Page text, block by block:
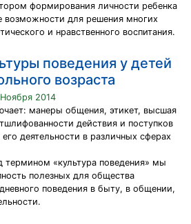
формирования личности ребенка
возможности для решения многих
и нравственного воспитания.
поведения у детей
возраста
2014
манеры общения, этикет, высшая
действия и поступков
деятельности в различных сферах
термином «культура поведения» мы
полезных для общества
поведения в быту, в общении,